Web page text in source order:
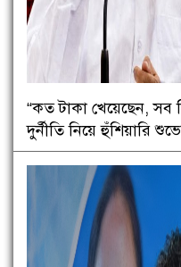
“কত টাকা খেয়েছেন,
দুর্নীতি নিয়ে হুঁশিয়ারি